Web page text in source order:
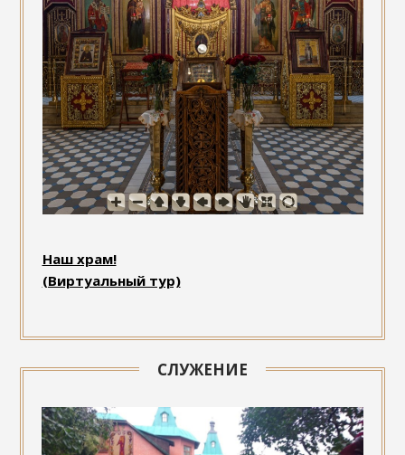
Наш храм!
(Виртуальный тур)
СЛУЖЕНИЕ